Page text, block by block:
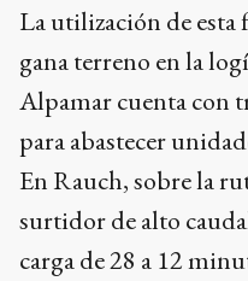
La utilización de
gana terreno en la
Alpamar cuenta con
para abastecer
En Rauch, sobre la
surtidor de alto
carga de 28 a 12